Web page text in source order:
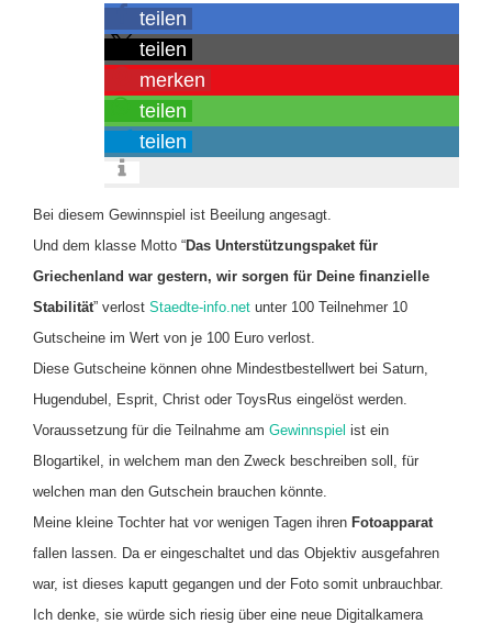
teilen
teilen
merken
teilen
teilen
Bei diesem Gewinnspiel ist Beeilung angesagt.
Und dem klasse Motto “Das Unterstützungspaket für
Griechenland war gestern, wir sorgen für Deine finanzielle
Stabilität” verlost Staedte-info.net unter 100 Teilnehmer 10
Gutscheine im Wert von je 100 Euro verlost.
Diese Gutscheine können ohne Mindestbestellwert bei Saturn,
Hugendubel, Esprit, Christ oder ToysRus eingelöst werden.
Voraussetzung für die Teilnahme am Gewinnspiel ist ein
Blogartikel, in welchem man den Zweck beschreiben soll, für
welchen man den Gutschein brauchen könnte.
Meine kleine Tochter hat vor wenigen Tagen ihren Fotoapparat
fallen lassen. Da er eingeschaltet und das Objektiv ausgefahren
war, ist dieses kaputt gegangen und der Foto somit unbrauchbar.
Ich denke, sie würde sich riesig über eine neue Digitalkamera